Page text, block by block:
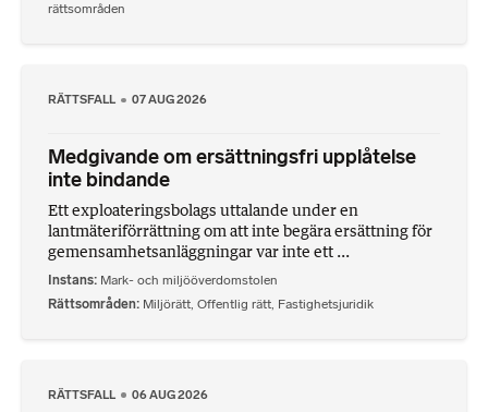
rättsområden
RÄTTSFALL 07 AUG 2026
Medgivande om ersättningsfri upplåtelse
inte bindande
Ett exploateringsbolags uttalande under en
lantmäteriförrättning om att inte begära ersättning för
gemensamhetsanläggningar var inte ett ...
Instans Mark- och miljööverdomstolen
Rättsområden Miljörätt, Offentlig rätt, Fastighetsjuridik
RÄTTSFALL 06 AUG 2026